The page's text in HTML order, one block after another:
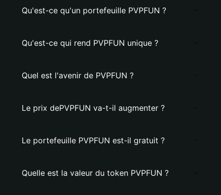
Qu'est-ce qu'un portefeuille PVPFUN ?
Qu'est-ce qui rend PVPFUN unique ?
Quel est l'avenir de PVPFUN ?
Le prix dePVPFUN va-t-il augmenter ?
Le portefeuille PVPFUN est-il gratuit ?
Quelle est la valeur du token PVPFUN ?